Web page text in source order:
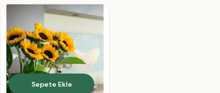
Sepete Ekle